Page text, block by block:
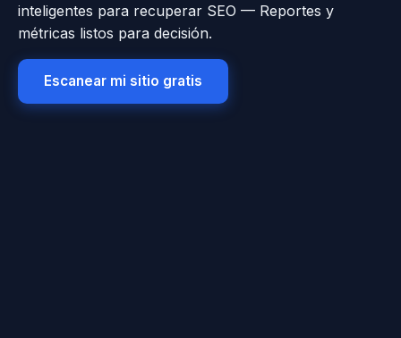
inteligentes para recuperar SEO — Reportes y
métricas listos para decisión.
Escanear mi sitio gratis